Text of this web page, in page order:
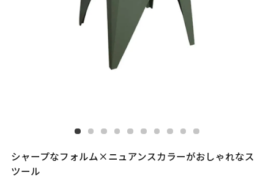
シャープなフォルム×ニュアンスカラーがおしゃれなス
ツール